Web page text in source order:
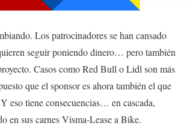
Los patrocinadores se han cansado
seguir poniendo dinero… pero también
Casos como Red Bull o Lidl son más
que el sponsor es ahora también el que
eso tiene consecuencias… en cascada,
en sus carnes Visma-Lease a Bike.